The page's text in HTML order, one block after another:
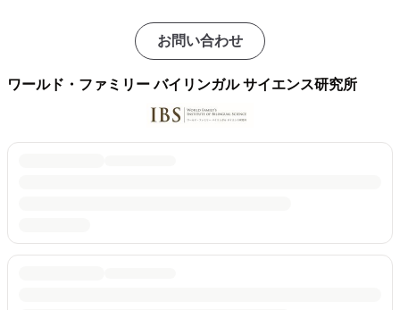
お問い合わせ
ワールド・ファミリー バイリンガル サイエンス研究所